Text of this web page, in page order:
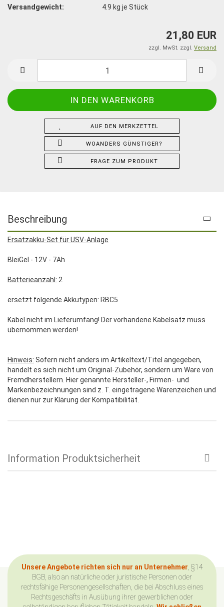
Versandgewicht: 4.9 kg je Stück
21,80 EUR
zzgl. MwSt. zzgl. Versand
AUF DEN MERKZETTEL
WOANDERS GÜNSTIGER?
FRAGE ZUM PRODUKT
Beschreibung
Ersatzakku-Set für USV-Anlage
BleiGel - 12V - 7Ah
Batterieanzahl: 2
ersetzt folgende Akkutypen: RBC5
Kabel nicht im Lieferumfang! Der vorhandene Kabelsatz muss
übernommen werden!
Hinweis: Sofern nicht anders im Artikeltext/Titel angegeben,
handelt es sich nicht um Original-Zubehör, sondern um Ware von
Fremdherstellern. Hier genannte Hersteller-, Firmen- und
Markenbezeichnungen sind z. T. eingetragene Warenzeichen und
dienen nur zur Klärung der Kompatibilität.
Information Produktsicherheit
Unsere Angebote richten sich nur an Unternehmer , §14
BGB, also an natürliche oder juristische Personen oder
rechtsfähige Personengesellschaften, die bei Abschluss eines
Rechtsgeschäfts in Ausübung ihrer gewerblichen oder